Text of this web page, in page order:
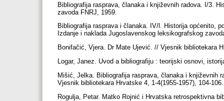
Bibliografija rasprava, članaka i književnih radova. I/3.
zavoda FNRJ, 1959.
Bibliografija rasprava i članaka. IV/l. Historija općenito,
Izdanje i naklada Jugoslavenskog leksikografskog
Bonifačić, Vjera. Dr Mate Ujević. // Vjesnik bibliotekara
Logar, Janez. Uvod a bibliografiju : teorijski osnovi,
Mišić, Jelka. Bibliografija rasprava, članaka i književnih
Vjesnik bibliotekara Hrvatske 4, 1-4(1955-1957), 104-
Rogulja, Petar. Matko Rojnić i Hrvatska retrospektivna